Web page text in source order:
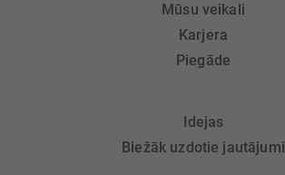
Mūsu veikali
Karjera
Piegāde
Idejas
Biežāk uzdotie jautājumi